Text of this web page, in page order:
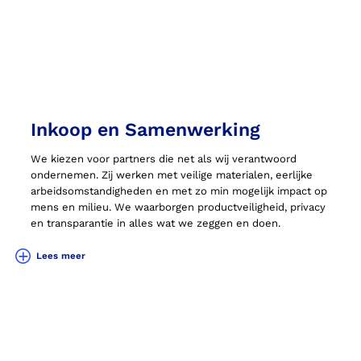
Inkoop en Samenwerking
We kiezen voor partners die net als wij verantwoord
ondernemen. Zij werken met veilige materialen, eerlijke
arbeidsomstandigheden en met zo min mogelijk impact op
mens en milieu. We waarborgen productveiligheid, privacy
en transparantie in alles wat we zeggen en doen.
Lees meer